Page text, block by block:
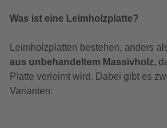
Was ist eine Leimholzplatte?
Leimholzplatten bestehen, anders
aus unbehandeltem Massivholz,
Platte verleimt wird. Dabei gibt es
Varianten: